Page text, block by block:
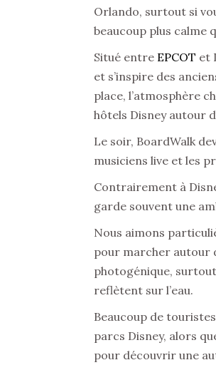
Orlando, surtout si
beaucoup plus calme
Situé entre EPCOT et
et s’inspire des
place, l’atmosphère
hôtels Disney autour
Le soir, BoardWalk
musiciens live et les
Contrairement à
garde souvent une
Nous aimons
pour marcher autour
photogénique,
reflètent sur l’eau.
Beaucoup de
parcs Disney, alors
pour découvrir une